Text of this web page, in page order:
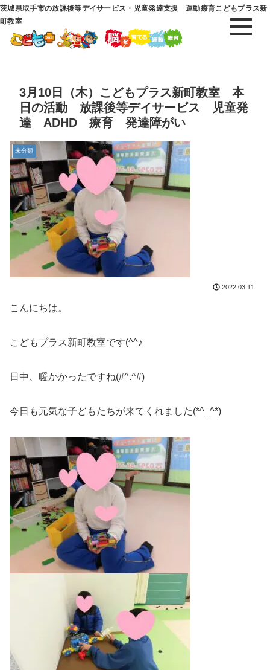
茨城県取手市の放課後等デイサービス・児童発達支援 運動療育こどもプラス新
町教室
3月10日（木）こどもプラス新町教室 本
日の活動 放課後等デイサービス 児童発
達 ADHD 療育 発達障がい
未分類
2022.03.11
こんにちは。
こどもプラス新町教室です(^^♪
日中、暖かかったですね(#^.^#)
今日も元気な子どもたちが来てくれました(*^_^*)